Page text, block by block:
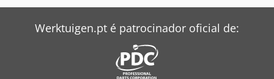
Werktuigen.pt é patrocinador oficial de: